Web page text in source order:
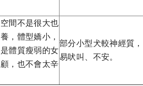
間不是很大也
，體型嬌小，
體質瘦弱的女
，也不會太辛
部分小型犬較神經質，
易吠叫、不安。